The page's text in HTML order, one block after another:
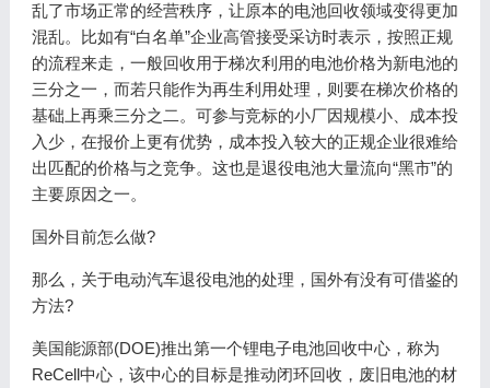
乱了市场正常的经营秩序，让原本的电池回收领域变得更加
混乱。比如有“白名单”企业高管接受采访时表示，按照正规
的流程来走，一般回收用于梯次利用的电池价格为新电池的
三分之一，而若只能作为再生利用处理，则要在梯次价格的
基础上再乘三分之二。可参与竞标的小厂因规模小、成本投
入少，在报价上更有优势，成本投入较大的正规企业很难给
出匹配的价格与之竞争。这也是退役电池大量流向“黑市”的
主要原因之一。
国外目前怎么做?
那么，关于电动汽车退役电池的处理，国外有没有可借鉴的
方法?
美国能源部(DOE)推出第一个锂电子电池回收中心，称为
ReCell中心，该中心的目标是推动闭环回收，废旧电池的材